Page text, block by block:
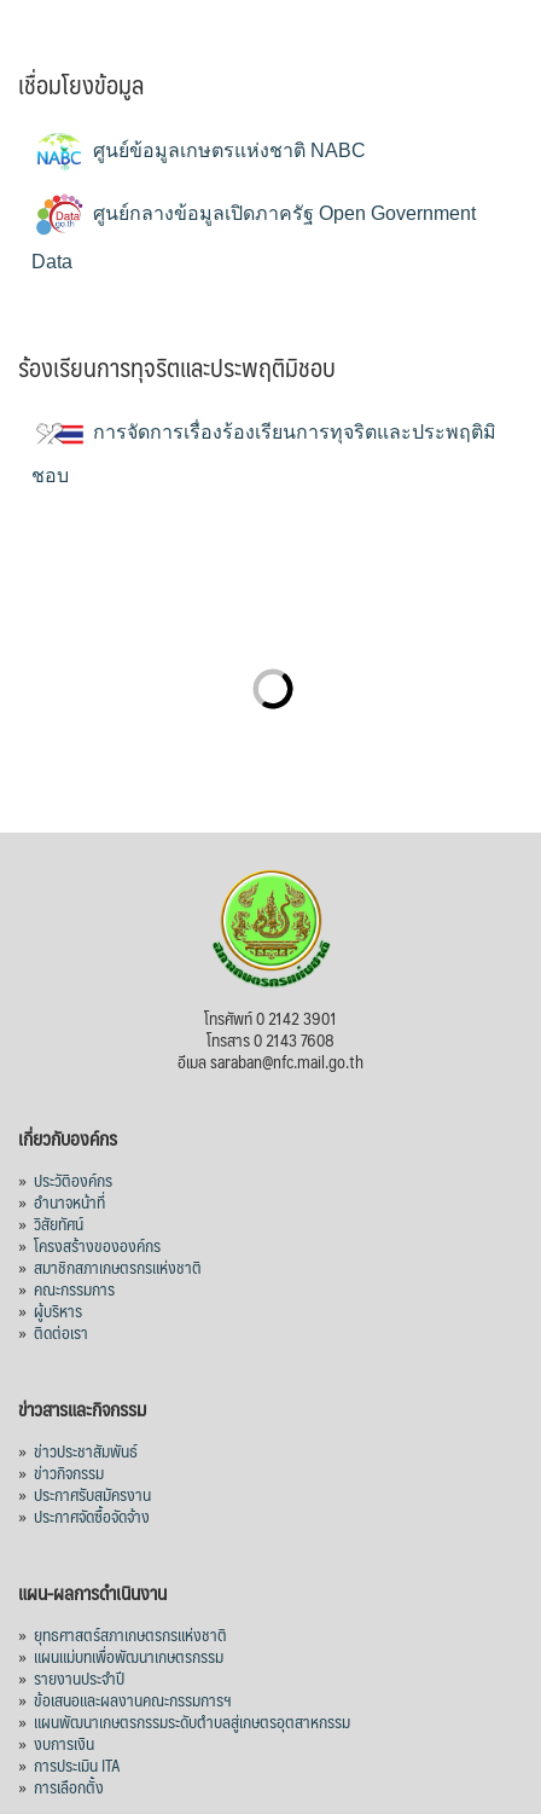
เชื่อมโยงข้อมูล
ศูนย์ข้อมูลเกษตรแห่งชาติ NABC
ศูนย์กลางข้อมูลเปิดภาครัฐ Open Government
Data
ร้องเรียนการทุจริตและประพฤติมิชอบ
การจัดการเรื่องร้องเรียนการทุจริตและประพฤติมิ
ชอบ
โทรศัพท์ 0 2142 3901
โทรสาร 0 2143 7608
อีเมล saraban@nfc.mail.go.th
เกี่ยวกับองค์กร
» ประวัติองค์กร
» อำนาจหน้าที่
» วิสัยทัศน์
» โครงสร้างขององค์กร
» สมาชิกสภาเกษตรกรแห่งชาติ
» คณะกรรมการ
» ผู้บริหาร
» ติดต่อเรา
ข่าวสารและกิจกรรม
» ข่าวประชาสัมพันธ์
» ข่าวกิจกรรม
» ประกาศรับสมัครงาน
» ประกาศจัดซื้อจัดจ้าง
แผน-ผลการดำเนินงาน
» ยุทธศาสตร์สภาเกษตรกรแห่งชาติ
» แผนแม่บทเพื่อพัฒนาเกษตรกรรม
» รายงานประจำปี
» ข้อเสนอและผลงานคณะกรรมการฯ
» แผนพัฒนาเกษตรกรรมระดับตำบลสู่เกษตรอุตสาหกรรม
» งบการเงิน
» การประเมิน ITA
» การเลือกตั้ง